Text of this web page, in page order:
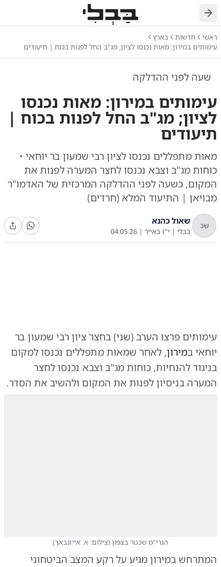
חזרה
ראשי חדשות
בארץ
עימותים במירון: מאות נכנסו לציון; מג"ב החל לפנות בכוח | תיעודים
שעה לפני ההדלקה
עימותים במירון: מאות נכנסו
לציון; מג"ב החל לפנות בכוח |
תיעודים
מאות מתפללים נכנסו לציון רבי שמעון בר יוחאי •
כוחות מג"ב וצבא נכנסו לחצר המערה לפנות את
המקום, כשעה לפני ההדלקה המרכזית של האדמו"ר
מבויאן | התיעוד המלא (חרדים)
שכ שאול כהנא
בבלי | י"ז באייר |
04.05.26
העימותים בציון |צילום:צילום: רשתות חברתיות, לפי סעיף 27א
עימותים פרצו הערב (שני) בחצר ציון רבי שמעון בר
יוחאי במירון, לאחר שמאות מתפללים נכנסו למקום
בניגוד להנחיות, כוחות מג"ב וצבא נכנסו לחצר
המערה בניסיון לפנות את המקום ולהשיב את הסדר.
הגרי"מ שכטר בצפון (צילום: א. אייזנבאך)
המתרחש במירון מגיע על רקע המצב הביטחוני